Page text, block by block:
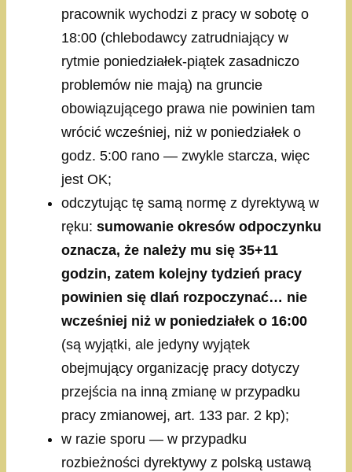
pracownik wychodzi z pracy w sobotę o
18:00 (chlebodawcy zatrudniający w
rytmie poniedziałek-piątek zasadniczo
problemów nie mają) na gruncie
obowiązującego prawa nie powinien tam
wrócić wcześniej, niż w poniedziałek o
godz. 5:00 rano — zwykle starcza, więc
jest OK;
odczytując tę samą normę z dyrektywą w
ręku: sumowanie okresów odpoczynku
oznacza, że należy mu się 35+11
godzin, zatem kolejny tydzień pracy
powinien się dlań rozpoczynać… nie
wcześniej niż w poniedziałek o 16:00
(są wyjątki, ale jedyny wyjątek
obejmujący organizację pracy dotyczy
przejścia na inną zmianę w przypadku
pracy zmianowej, art. 133 par. 2 kp);
w razie sporu — w przypadku
rozbieżności dyrektywy z polską ustawą